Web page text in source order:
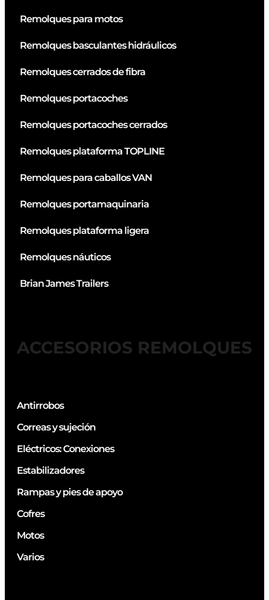
Remolques para motos
Remolques basculantes hidráulicos
Remolques cerrados de fibra
Remolques portacoches
Remolques portacoches cerrados
Remolques plataforma TOPLINE
Remolques para caballos VAN
Remolques portamaquinaria
Remolques plataforma ligera
Remolques náuticos
Brian James Trailers
ACCESORIOS REMOLQUES
Antirrobos
Correas y sujeción
Eléctricos: Conexiones
Estabilizadores
Rampas y pies de apoyo
Cofres
Motos
Varios